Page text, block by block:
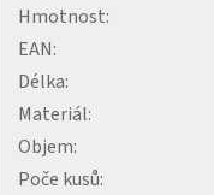
Hmotnost:
EAN:
Délka:
Materiál:
Objem:
Poče kusů: